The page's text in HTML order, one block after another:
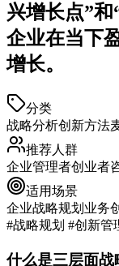
兴增长点”
企业在当下
增长。
分类
战略分析创新方法
推荐人群
企业管理者创业者
适用场景
企业战略规划 业务
#战略规划 #创新管
什么是三层面战